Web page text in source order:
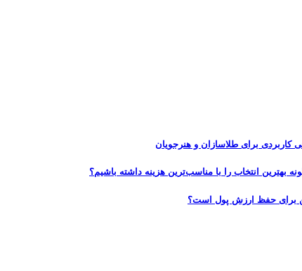
کاربردی برای طلاسازان و هنرجویان
انتخاب را با مناسب‌ترین هزینه داشته باشیم؟
برای حفظ ارزش پول است؟